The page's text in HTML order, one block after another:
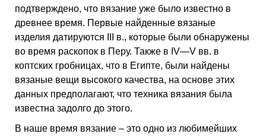
подтверждено, что вязание уже было известно в
древнее время. Первые найденные вязаные
изделия датируются III в., которые были обнаружены
во время раскопок в Перу. Также в IV—V вв. в
коптских гробницах, что в Египте, были найдены
вязаные вещи высокого качества, на основе этих
данных предполагают, что техника вязания была
известна задолго до этого.
В наше время вязание – это одно из любимейших